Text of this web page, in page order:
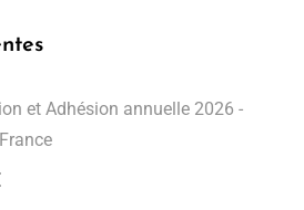
et Adhésion annuelle 2026 -